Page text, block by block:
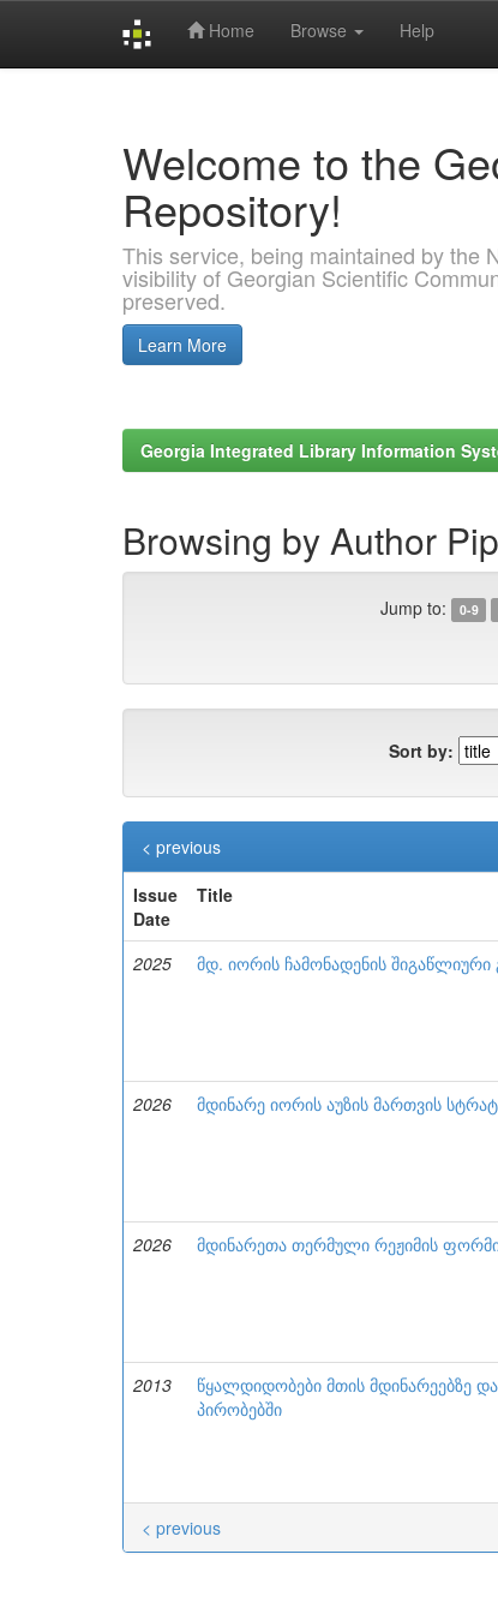
Home Browse Help
Welcome to the
Repository!
This service, being maintained by the
visibility of Georgian Scientific
preserved.
Learn More
Georgia Integrated Library Information
Browsing by Author
Jump to: 0-9
Sort by:
< previous
Issue
Date
Title
2025 მდ. იორის ჩამონადენის შიგაწლიური
2026
მდინარე იორის აუზის მართვის
2026
მდინარეთა თერმული რეჟიმის
2013
წყალდიდობები მთის მდინარეებზე
პირობებში
< previous